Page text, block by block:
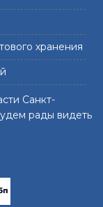
хранения
Санкт-
рады видеть